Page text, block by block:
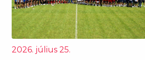
2026. július 25.